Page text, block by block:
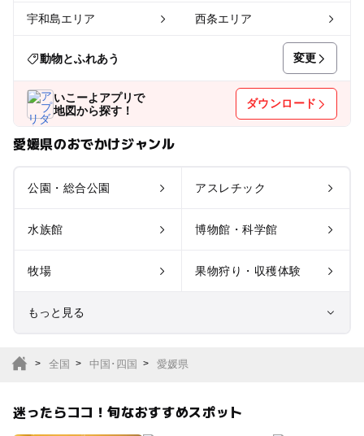
宇和島エリア 西条エリア
動物とふれあう 変更
いこーよアプリで
地図から探す！
ダウンロード
愛媛県のおでかけジャンル
公園・総合公園 アスレチック
水族館 博物館・科学館
牧場 果物狩り・収穫体験
もっと見る
全国 中国･四国 愛媛県
迷ったらココ！旬なおすすめスポット